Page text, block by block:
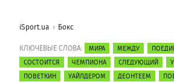
iSport.ua Бокс
КЛЮЧЕВЫЕ СЛОВА: МИРА МЕЖДУ
СОСТОИТСЯ
ЧЕМПИОНА СЛЕДУЮЩИЙ
ПОВЕТКИН
УАЙЛДЕРОМ ДЕОНТЕЕМ